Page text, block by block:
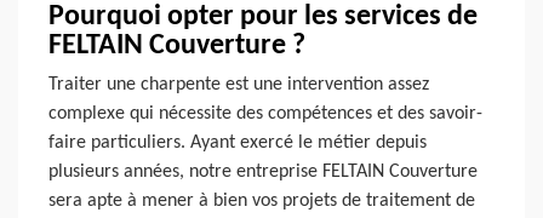
Pourquoi opter pour les services de
FELTAIN Couverture ?
Traiter une charpente est une intervention assez
complexe qui nécessite des compétences et des savoir-
faire particuliers. Ayant exercé le métier depuis
plusieurs années, notre entreprise FELTAIN Couverture
sera apte à mener à bien vos projets de traitement de